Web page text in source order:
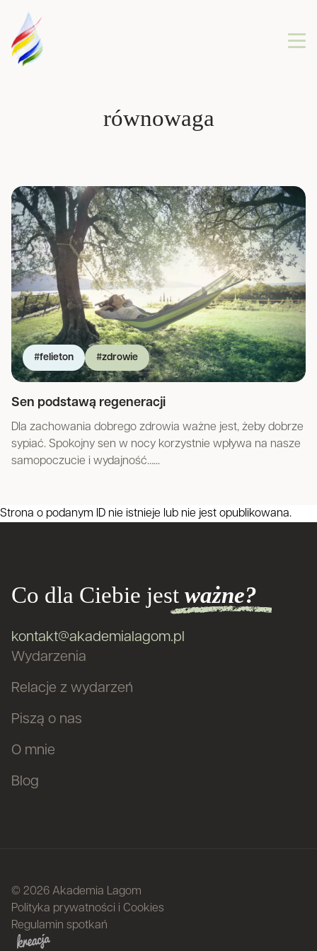
równowaga
#felieton #zdrowie
Sen podstawą regeneracji
Dla zachowania dobrego zdrowia ważne jest, żeby dobrze
sypiać. Spokojny sen w nocy korzystnie wpływa na nasze
samopoczucie i wydajność…...
Strona o podanym ID nie istnieje lub nie jest opublikowana.
Co dla Ciebie jest ważne?
kontakt@akademialagom.pl
Wydarzenia
Relacje z wydarzeń
Piszą o nas
O mnie
Blog
© 2026 Akademia Lagom
Polityka prywatności i Cookies
Regulamin spotkań